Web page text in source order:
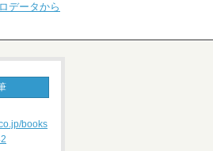
データから
books